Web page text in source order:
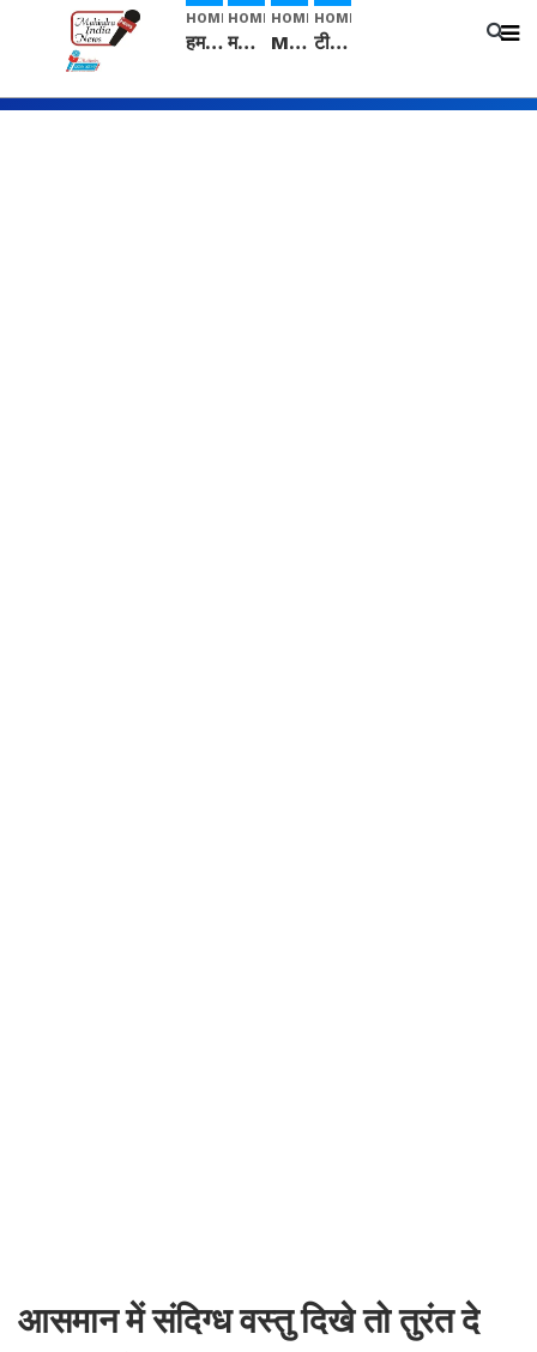
HOME
हम सनातनी..." सांसद kangana Ranaut से क्या बोली लड़की? Viral Jantar-Mantar | CJP protest
HOME
मनीषा हत्याकांड: हत्या, आत्महत्या या कोई बड़ा राज? | Full Story | Josh Haryana
HOME
Mangalsutra: हिंदू धर्म में शादी के बाद मंगलसूत्र क्यों पहनती है महिलाएं, किसने शुरु की ये परंपरा
HOME
टीम बीकेई ने एग्रीकल्चर ग्रेड की यूरिया खाद गट्टों में बदलकर टेक्निकल ग्रेड में बेचने वालों पर करवाई कार्रवाई: लखविंदर सिंह औलख
आसमान में संदिग्ध वस्तु दिखे तो तुरंत दे